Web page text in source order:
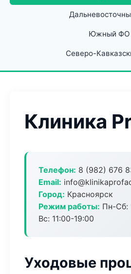
Южный ФО
Северо-
Клиника
Телефон: 8 (982) 676
Email:
Город: Красноярск
Режим работы: Пн-Сб:
Вс: 11:00-19:00
Уходовые